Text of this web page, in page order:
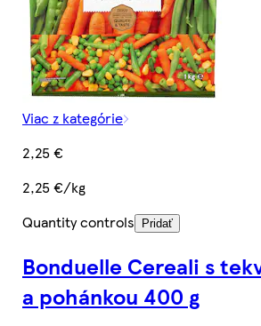
Viac z kategórie
2,25 €
2,25 €/kg
Quantity controls
Pridať
Bonduelle Cereali s
a pohánkou 400 g